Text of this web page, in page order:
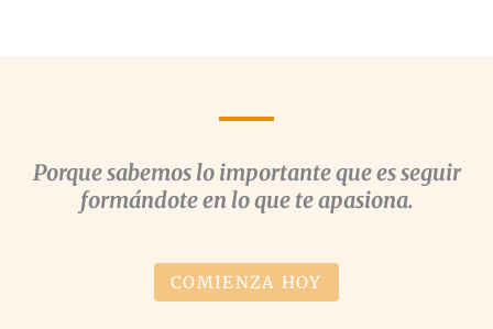
Porque sabemos lo importante que es seguir
formándote en lo que te apasiona.
COMIENZA HOY